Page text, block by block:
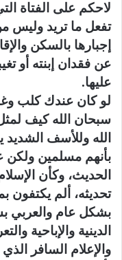
لاحكم على الفتاة
تفعل ما تريد وليس
إجبارها بالسكن
عن فقدان إبنته أو
عليها.
لو كان عندك كلب
سبحان الله كيف
الله وللأسف الشديد
بأنهم مسلمين ولكن
الحديث، وكأن
تحديثه، ألم يكتفون
بشكل عام والعربي
الدينية والإباحية
والإعلام السافر